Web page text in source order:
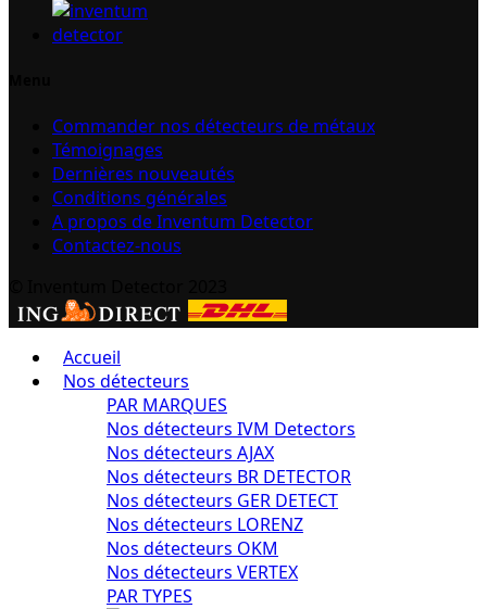
Commander nos détecteurs de métaux
Témoignages
Dernières nouveautés
Conditions générales
A propos de Inventum Detector
Contactez-nous
Accueil
Nos détecteurs
PAR MARQUES
Nos détecteurs IVM Detectors
Nos détecteurs AJAX
Nos détecteurs BR DETECTOR
Nos détecteurs GER DETECT
Nos détecteurs LORENZ
Nos détecteurs OKM
Nos détecteurs VERTEX
PAR TYPES